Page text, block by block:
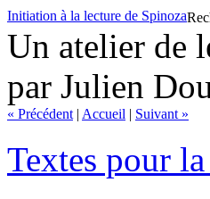
Initiation à la lecture de Spinoza
Un atelier de
par Julien
« Précédent | Accueil | Suivant »
Textes pour